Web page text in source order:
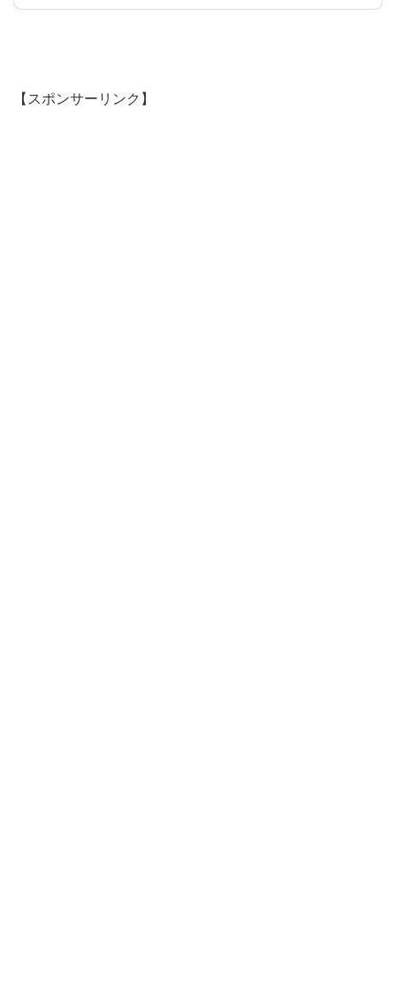
【スポンサーリンク】